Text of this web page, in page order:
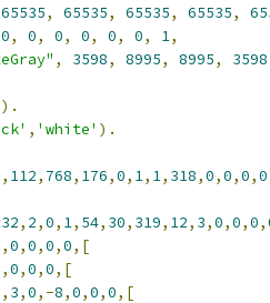
65535, 65535, 65535, 65535,
0, 0, 0, 0, 0, 0, 1,
, 3598, 8995, 8995, 3598
).
, 'white' ).
, 112, 768, 176,0, 1, 1, 318,0,0,0,0
, 2,0, 1, 54, 30, 319, 12, 3,0,0,0,
,0,0,0,0,[
,0,0,0,[
, 3,0,-8,0,0,0,[